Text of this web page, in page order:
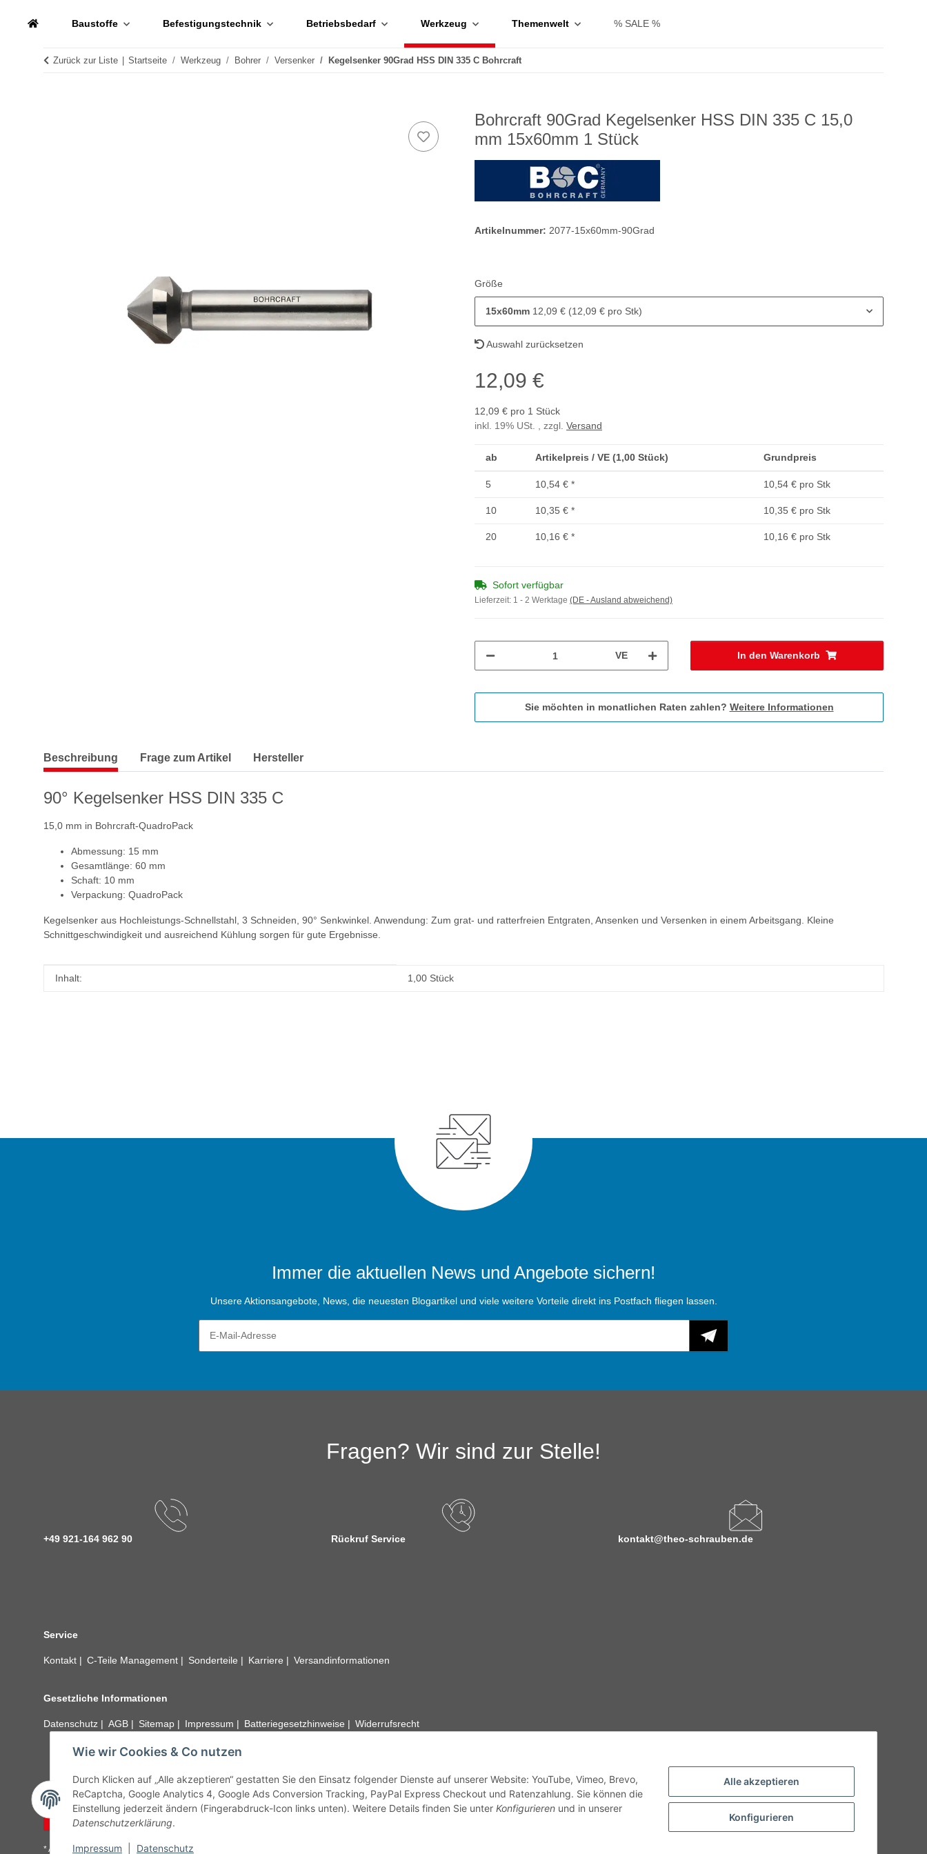
Alle akzeptieren
Konfigurieren
Wie wir Cookies & Co nutzen
Durch Klicken auf „Alle akzeptieren“ gestatten Sie den Einsatz folgender Dienste auf unserer Website: YouTube, Vimeo, Brevo,
ReCaptcha, Google Analytics 4, Google Ads Conversion Tracking, PayPal Express Checkout und Ratenzahlung. Sie können die
Einstellung jederzeit ändern (Fingerabdruck-Icon links unten). Weitere Details finden Sie unter Konfigurieren und in unserer
Datenschutzerklärung.
Impressum Datenschutz
Baustoffe Befestigungstechnik Betriebsbedarf Werkzeug Themenwelt % SALE %
Zurück zur Liste Startseite Werkzeug Bohrer Versenker Kegelsenker 90Grad HSS DIN 335 C Bohrcraft
Bohrcraft 90Grad Kegelsenker HSS DIN 335 C 15,0
mm 15x60mm 1 Stück
Artikelnummer: 2077-15x60mm-90Grad
Größe
15x60mm 12,09 € (12,09 € pro Stk)
Auswahl zurücksetzen
12,09 €
12,09 € pro 1 Stück
inkl. 19% USt. , zzgl. Versand
ab Artikelpreis / VE (1,00 Stück) Grundpreis
5 10,54 € * 10,54 € pro Stk
10 10,35 € * 10,35 € pro Stk
20 10,16 € * 10,16 € pro Stk
Sofort verfügbar
Lieferzeit: 1 - 2 Werktage (DE - Ausland abweichend)
VE In den Warenkorb
Sie möchten in monatlichen Raten zahlen? Weitere Informationen
Beschreibung Frage zum Artikel Hersteller
90° Kegelsenker HSS DIN 335 C
15,0 mm in Bohrcraft-QuadroPack
Abmessung: 15 mm
Gesamtlänge: 60 mm
Schaft: 10 mm
Verpackung: QuadroPack
Kegelsenker aus Hochleistungs-Schnellstahl, 3 Schneiden, 90° Senkwinkel. Anwendung: Zum grat- und ratterfreien Entgraten, Ansenken und Versenken in einem Arbeitsgang. Kleine
Schnittgeschwindigkeit und ausreichend Kühlung sorgen für gute Ergebnisse.
Produkteigenschaft
Wert
Inhalt: 1,00 Stück
Immer die aktuellen News und Angebote sichern!
Unsere Aktionsangebote, News, die neuesten Blogartikel und viele weitere Vorteile direkt ins Postfach fliegen lassen.
Fragen? Wir sind zur Stelle!
+49 921-164 962 90 Rückruf Service kontakt@theo-schrauben.de
Service
Kontakt C-Teile Management Sonderteile Karriere Versandinformationen
Gesetzliche Informationen
Datenschutz AGB Sitemap Impressum Batteriegesetzhinweise Widerrufsrecht
unseren Kundenservice. Abbildungen der Artikel können beispielhaft sein und vom Produkt abweichen.
Vertrag widerrufen
* Alle Preise inkl. gesetzlicher USt., zzgl.